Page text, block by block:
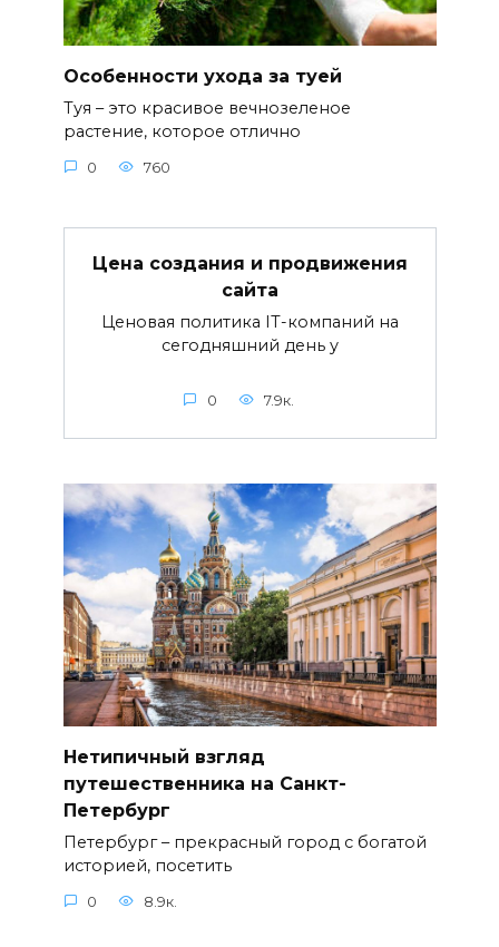
Особенности ухода за туей
Туя – это красивое вечнозеленое
растение, которое отлично
0 760
Цена создания и продвижения
сайта
Ценовая политика IT-компаний на
сегодняшний день у
0 7.9к.
Нетипичный взгляд
путешественника на Санкт-
Петербург
Петербург – прекрасный город с богатой
историей, посетить
0 8.9к.